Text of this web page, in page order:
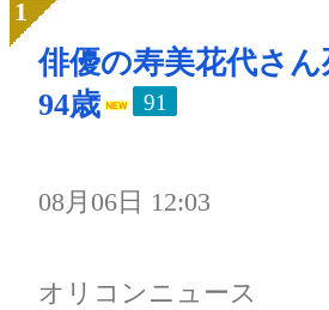
俳優の寿美花代さん
94歳
91
08月06日 12:03
オリコンニュース